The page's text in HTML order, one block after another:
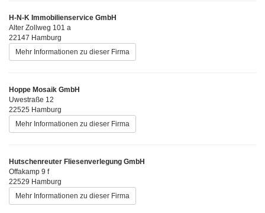
H-N-K Immobilienservice GmbH
Alter Zollweg 101 a
22147 Hamburg
Mehr Informationen zu dieser Firma
Hoppe Mosaik GmbH
Uwestraße 12
22525 Hamburg
Mehr Informationen zu dieser Firma
Hutschenreuter Fliesenverlegung GmbH
Offakamp 9 f
22529 Hamburg
Mehr Informationen zu dieser Firma